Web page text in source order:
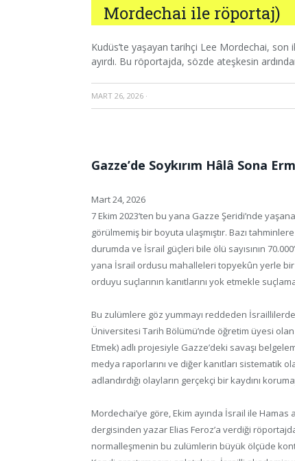
Mordechai ile röportaj)
Kudüs’te yaşayan tarihçi Lee Mordechai, son
ayırdı. Bu röportajda, sözde ateşkesin
MART 26, 2026 ·
Gazze’de Soykırım Hâlâ Sona
Mart 24, 2026
7 Ekim 2023’ten bu yana Gazze Şeridi’nde
görülmemiş bir boyuta ulaşmıştır. Bazı
durumda ve İsrail güçleri bile ölü sayısının
yana İsrail ordusu mahalleleri topyekûn yerle
orduyu suçlarının kanıtlarını yok etmekle
Bu zulümlere göz yummayı reddeden
Üniversitesi Tarih Bölümü’nde öğretim üyesi
Etmek) adlı projesiyle Gazze’deki savaşı
medya raporlarını ve diğer kanıtları sistematik
adlandırdığı olayların gerçekçi bir kaydını
Mordechai’ye göre, Ekim ayında İsrail ile
dergisinden yazar Elias Feroz’a verdiği
normalleşmenin bu zulümlerin büyük ölçüde